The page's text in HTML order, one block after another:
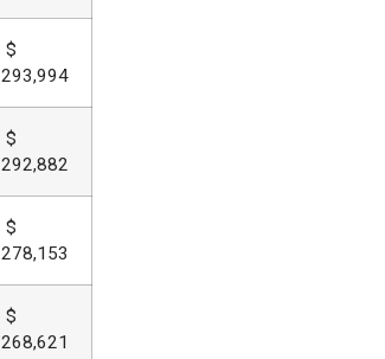
$
293,994
$
292,882
$
278,153
$
268,621